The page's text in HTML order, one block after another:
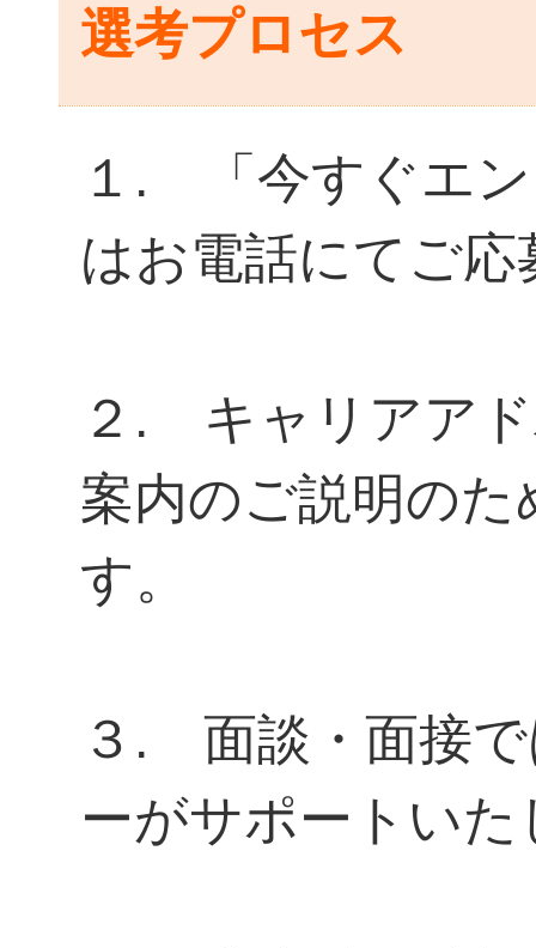
選考プロセス
１. 「今すぐエ
はお電話にてご
２. キャリアア
案内のご説明の
す。
３. 面談・面接
ーがサポートいた